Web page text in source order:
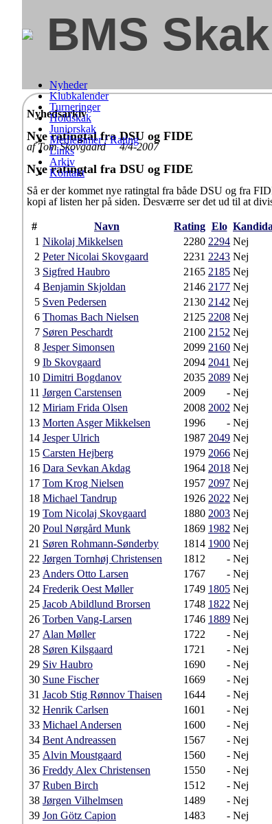
BMS Skak
Nyheder
Klubkalender
Turneringer
Holdskak
Juniorskak
Medlemmer / Rating
Links
Arkiv
Kontakt
Nyhedsarkiv
Nye ratingtal fra DSU og FIDE
af Tom Skovgaard 4/4-2007
Nye ratingtal fra DSU og FIDE
Så er der kommet nye ratingtal fra både DSU og fra
kopi af listen her på siden. Desværre ser det ud til at
# Navn Rating Elo
1 Nikolaj Mikkelsen 2280 2294 Nej
2 Peter Nicolai Skovgaard 2231 2243 Nej
3 Sigfred Haubro 2165 2185 Nej
4 Benjamin Skjoldan 2146 2177 Nej
5 Sven Pedersen 2130 2142 Nej
6 Thomas Bach Nielsen 2125 2208 Nej
7 Søren Peschardt 2100 2152 Nej
8 Jesper Simonsen 2099 2160 Nej
9 Ib Skovgaard 2094 2041 Nej
10 Dimitri Bogdanov 2035 2089 Nej
11 Jørgen Carstensen 2009 - Nej
12 Miriam Frida Olsen 2008 2002 Nej
13 Morten Asger Mikkelsen 1996 - Nej
14 Jesper Ulrich 1987 2049 Nej
15 Carsten Hejberg 1979 2066 Nej
16 Dara Sevkan Akdag 1964 2018 Nej
17 Tom Krog Nielsen 1957 2097 Nej
18 Michael Tandrup 1926 2022 Nej
19 Tom Nicolaj Skovgaard 1880 2003 Nej
20 Poul Nørgård Munk 1869 1982 Nej
21 Søren Rohmann-Sønderby 1814 1900 Nej
22 Jørgen Tornhøj Christensen 1812 - Nej
23 Anders Otto Larsen 1767 - Nej
24 Frederik Oest Møller 1749 1805 Nej
25 Jacob Abildlund Brorsen 1748 1822 Nej
26 Torben Vang-Larsen 1746 1889 Nej
27 Alan Møller 1722 - Nej
28 Søren Kilsgaard 1721 - Nej
29 Siv Haubro 1690 - Nej
30 Sune Fischer 1669 - Nej
31 Jacob Stig Rønnov Thaisen 1644 - Nej
32 Henrik Carlsen 1601 - Nej
33 Michael Andersen 1600 - Nej
34 Bent Andreassen 1567 - Nej
35 Alvin Moustgaard 1560 - Nej
36 Freddy Alex Christensen 1550 - Nej
37 Ruben Birch 1512 - Nej
38 Jørgen Vilhelmsen 1489 - Nej
39 Jon Götz Capion 1483 - Nej